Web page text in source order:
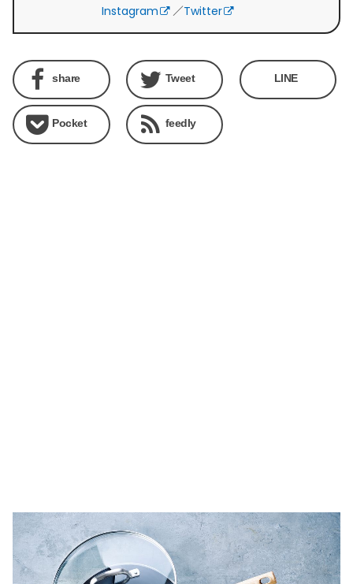
Instagram
／Twitter
share Tweet LINE
Pocket feedly